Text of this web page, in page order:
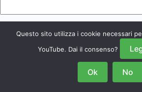
Invia commento
Questo sito utilizza i cookie necessari
YouTube. Dai il consenso?
Ok No